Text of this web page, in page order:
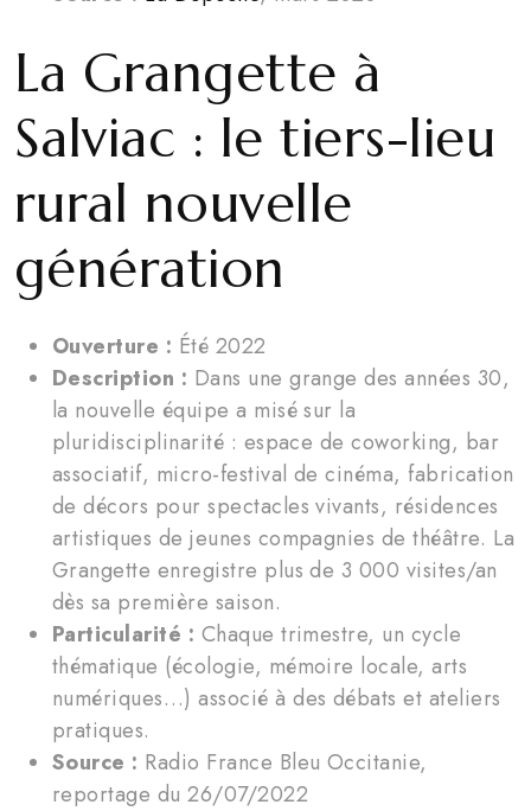
La Grangette à
Salviac : le tiers-lieu
rural nouvelle
génération
Ouverture : Été 2022
Description : Dans une grange des années 30,
la nouvelle équipe a misé sur la
pluridisciplinarité : espace de coworking, bar
associatif, micro-festival de cinéma, fabrication
de décors pour spectacles vivants, résidences
artistiques de jeunes compagnies de théâtre. La
Grangette enregistre plus de 3 000 visites/an
dès sa première saison.
Particularité : Chaque trimestre, un cycle
thématique (écologie, mémoire locale, arts
numériques…) associé à des débats et ateliers
pratiques.
Source : Radio France Bleu Occitanie,
reportage du 26/07/2022